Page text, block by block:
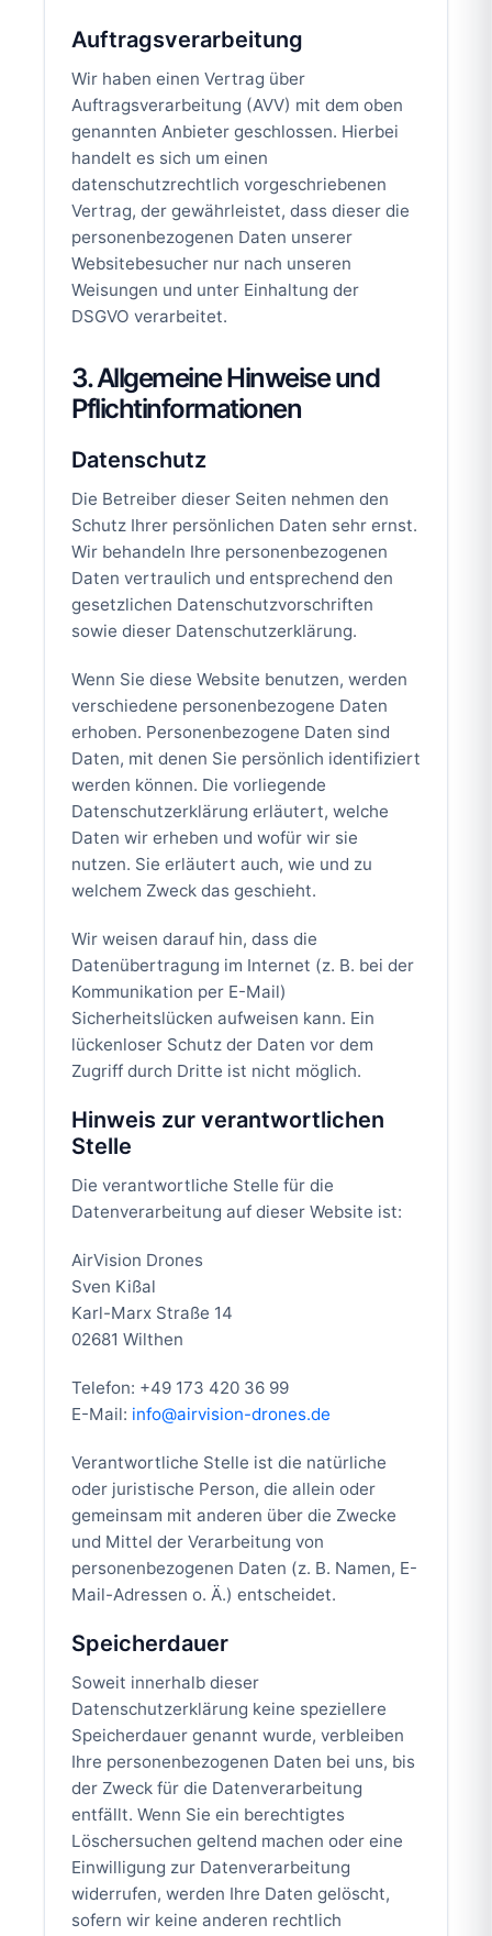
Auftragsverarbeitung
Wir haben einen Vertrag über
Auftragsverarbeitung (AVV) mit dem oben
genannten Anbieter geschlossen. Hierbei
handelt es sich um einen
datenschutzrechtlich vorgeschriebenen
Vertrag, der gewährleistet, dass dieser die
personenbezogenen Daten unserer
Websitebesucher nur nach unseren
Weisungen und unter Einhaltung der
DSGVO verarbeitet.
3. Allgemeine Hinweise und
Pflichtinformationen
Datenschutz
Die Betreiber dieser Seiten nehmen den
Schutz Ihrer persönlichen Daten sehr ernst.
Wir behandeln Ihre personenbezogenen
Daten vertraulich und entsprechend den
gesetzlichen Datenschutzvorschriften
sowie dieser Datenschutzerklärung.
Wenn Sie diese Website benutzen, werden
verschiedene personenbezogene Daten
erhoben. Personenbezogene Daten sind
Daten, mit denen Sie persönlich identifiziert
werden können. Die vorliegende
Datenschutzerklärung erläutert, welche
Daten wir erheben und wofür wir sie
nutzen. Sie erläutert auch, wie und zu
welchem Zweck das geschieht.
Wir weisen darauf hin, dass die
Datenübertragung im Internet (z. B. bei der
Kommunikation per E-Mail)
Sicherheitslücken aufweisen kann. Ein
lückenloser Schutz der Daten vor dem
Zugriff durch Dritte ist nicht möglich.
Hinweis zur verantwortlichen
Stelle
Die verantwortliche Stelle für die
Datenverarbeitung auf dieser Website ist:
AirVision Drones
Sven Kißal
Karl-Marx Straße 14
02681 Wilthen
Telefon: +49 173 420 36 99
E-Mail: info@airvision-drones.de
Verantwortliche Stelle ist die natürliche
oder juristische Person, die allein oder
gemeinsam mit anderen über die Zwecke
und Mittel der Verarbeitung von
personenbezogenen Daten (z. B. Namen, E-
Mail-Adressen o. Ä.) entscheidet.
Speicherdauer
Soweit innerhalb dieser
Datenschutzerklärung keine speziellere
Speicherdauer genannt wurde, verbleiben
Ihre personenbezogenen Daten bei uns, bis
der Zweck für die Datenverarbeitung
entfällt. Wenn Sie ein berechtigtes
Löschersuchen geltend machen oder eine
Einwilligung zur Datenverarbeitung
widerrufen, werden Ihre Daten gelöscht,
sofern wir keine anderen rechtlich